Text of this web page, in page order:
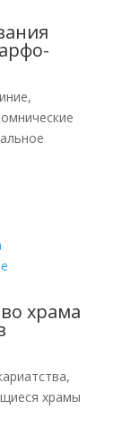
,
храма
,
храмы